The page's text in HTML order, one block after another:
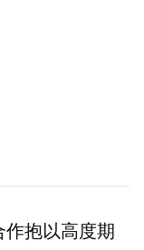
抱以高度期